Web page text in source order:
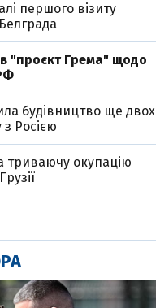
першого візиту
"проєкт Грема" щодо
будівництво ще двох
Росією
триваючу окупацію